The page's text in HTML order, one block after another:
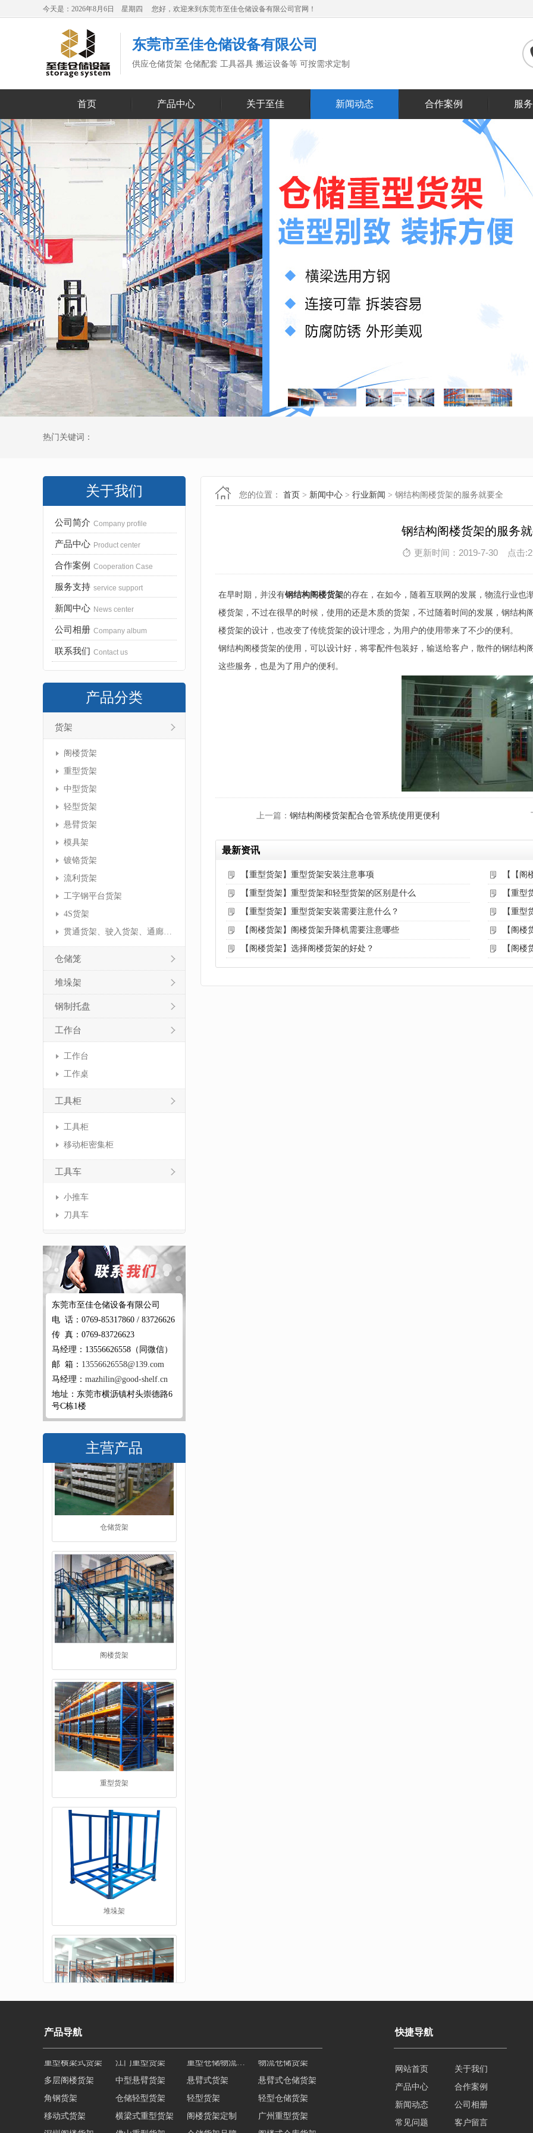
今天是：2026年8月6日 星期四 您好，欢迎来到东莞市至佳仓储设备有限公司官网！
东莞市至佳仓储设备有限公司
供应仓储货架 仓储配套 工具器具 搬运设备等 可按需求定制
首页 产品中心 关于至佳 新闻动态 合作案例 服
热门关键词：
关于我们
公司简介 Company profile
产品中心 Product center
合作案例 Cooperation Case
服务支持 service support
新闻中心 News center
公司相册 Company album
联系我们 Contact us
产品分类
货架
阁楼货架
重型货架
中型货架
轻型货架
悬臂货架
模具架
镀铬货架
流利货架
工字钢平台货架
4S货架
贯通货架、驶入货架、通廊货架
仓储笼
堆垛架
钢制托盘
工作台
工作台
工作桌
工具柜
工具柜
移动柜密集柜
工具车
小推车
刀具车
东莞市至佳仓储设备有限公司
电 话：0769-85317860 / 83726626
传 真：0769-83726623
马经理：13556626558（同微信）
邮 箱： 13556626558@139.com
马经理： mazhilin@good-shelf.cn
地址：东莞市横沥镇村头崇德路6
号C栋1楼
主营产品
阁楼货架
重型货架
堆垛架
工字钢平台
您的位置： 首页 > 新闻中心 > 行业新闻 > 钢结构阁楼货架的服务就要全
钢结构阁楼货架的服务
更新时间：2019-7-30 点击
在早时期，并没有钢结构阁楼货架的存在，在如今，随着互联网的发展，物流行业也
楼货架，不过在很早的时候，使用的还是木质的货架，不过随着时间的发展，钢结构
楼货架的设计，也改变了传统货架的设计理念，为用户的使用带来了不少的便利。
钢结构阁楼货架的使用，可以设计好，将零配件包装好，输送给客户，散件的钢结构
这些服务，也是为了用户的便利。
上一篇： 钢结构阁楼货架配合仓管系统使用更便利
最新资讯
【重型货架】重型货架安装注意事项 【【阁
【重型货架】重型货架和轻型货架的区别是什么 【重型
【重型货架】重型货架安装需要注意什么？ 【重型
【阁楼货架】阁楼货架升降机需要注意哪些 【阁
【阁楼货架】选择阁楼货架的好处？ 【阁楼
产品导航
多层阁楼货架 中型悬臂货架 悬臂式货架
悬臂式仓储货架
角钢货架
仓储轻型货架 轻型货架
轻型仓储货架
移动式货架
横梁式重型货架 阁楼货架定制
广州重型货架
深圳阁楼货架
佛山重型货架 仓储货架品牌 阁楼式仓库货架
快捷导航
网站首页
关于我们
产品中心
合作案例
新闻动态
公司相册
常见问题
客户留言